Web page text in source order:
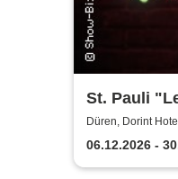
St. Pauli
Stange" -
Düren, Dorint
06.12.2026 -